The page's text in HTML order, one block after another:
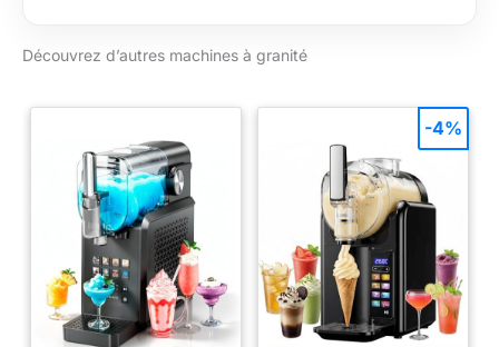
la dureté – crémeux
possible.
RAPIDE : réalisez des
boissons glacées
rafraîchissantes en
seulement 30 à 60
minutes grâce à un
refroidissement
efficace par
compresseur – parfait
pour les envies
Découvrez d’autres machines à granité
-4%